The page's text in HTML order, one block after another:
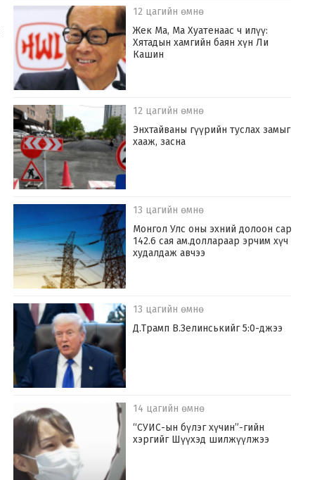
12 цагийн өмнө
Жек Ма, Ма Хуатенаас ч илүү:
Хятадын хамгийн баян хүн Ли
Кашин
12 цагийн өмнө
Энхтайваны гүүрийн туслах замыг
хааж, засна
13 цагийн өмнө
Монгол Улс оны эхний долоон сард
142.6 сая ам.доллараар эрчим хүч
худалдаж авчээ
13 цагийн өмнө
Д.Трамп В.Зелинськийг 5:0-джээ
14 цагийн өмнө
“СУИС-ын бүлэг хүчин”-гийн
хэргийг Шүүхэд шилжүүлжээ